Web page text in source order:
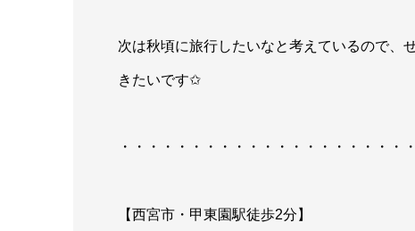
次は秋頃に旅行したいなと考えているので、
きたいです✩︎
・・・・・・・・・・・・・・・・・・・・
【西宮市・甲東園駅徒歩2分】